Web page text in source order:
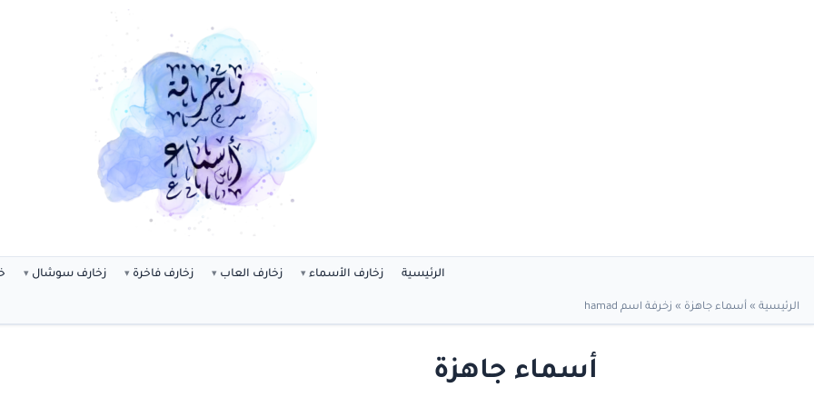
الرئيسية زخارف الأسماء زخارف العاب زخارف فاخرة زخارف سوشال
الرئيسية » أسماء جاهزة » زخرفة اسم hamad
أسماء جاهزة